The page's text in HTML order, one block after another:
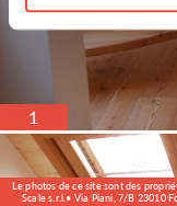
1
Le photos de ce site sont des
Scale s.r.l.• Via Piani, 7/B 23010